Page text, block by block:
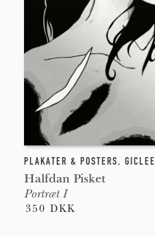
PLAKATER & POSTERS, GICLEE
Halfdan Pisket
Portræt I
350 DKK